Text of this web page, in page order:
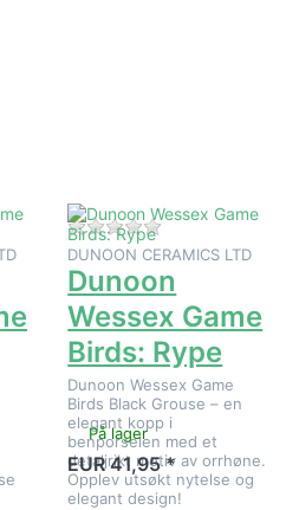
anmeldelser for dette produktet
Det er ingen
DUNOON CERAMICS LTD
Dunoon
Wessex Game
Birds: Rype
Dunoon Wessex Game
Birds Black Grouse – en
elegant kopp i
benporselen med et
detaljrikt motiv av orrhøne.
Opplev utsøkt nytelse og
elegant design!
På lager
EUR 41,95 *